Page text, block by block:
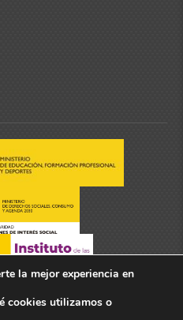
Populares
la mejor experiencia en
cookies utilizamos o